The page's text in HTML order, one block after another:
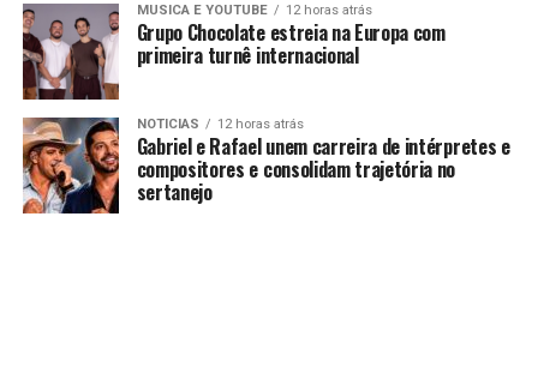
MUSICA E YOUTUBE 12 horas atrás
Grupo Chocolate estreia na Europa com
primeira turnê internacional
NOTICIAS 12 horas atrás
Gabriel e Rafael unem carreira de intérpretes e
compositores e consolidam trajetória no
sertanejo